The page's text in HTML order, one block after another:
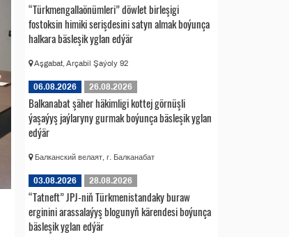
“Türkmengallaönümleri” döwlet birleşigi
fostoksin himiki serişdesini satyn almak boýunça
halkara bäsleşik yglan edýär
Aşgabat, Arçabil Şaýoly 92
06.08.2026 26.08.2026
Balkanabat şäher häkimligi kottej görnüşli
ýaşaýyş jaýlaryny gurmak boýunça bäsleşik yglan
edýär
Балканский велаят, г. Балканабат
03.08.2026 28.08.2026
“Tatneft” JPJ-niň Türkmenistandaky buraw
erginini arassalaýyş blogunyň kärendesi boýunça
bäsleşik yglan edýär